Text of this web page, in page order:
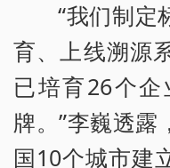
“我们制定
育、上线溯源
已培育26个
牌。”李巍透
国10个城市建